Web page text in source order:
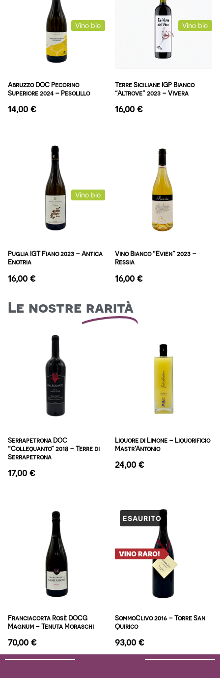
Vino bio
Abruzzo DOC Pecorino
Superiore 2024 – Pesolillo
14,00 €
Vino bio
Terre Siciliane IGP Bianco
“Altrove” 2023 – Vivera
16,00 €
Vino bio
Puglia IGT Fiano 2023 – Antica
Enotria
16,00 €
Vino Bianco “Evien” 2023 –
Ressia
16,00 €
Le nostre rarità
Serrapetrona DOC
“Collequanto” 2018 – Terre di
Serrapetrona
17,00 €
Liquore di Limone – Liquorificio
Mastr’Antonio
24,00 €
Franciacorta Rosè DOCG
Magnum – Tenuta Moraschi
70,00 €
VINO RARO!
SommoClivo 2016 – Torre San
Quirico
93,00 €